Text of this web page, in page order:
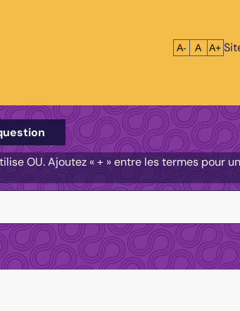
Réduire le
A- A A+
OU. Ajoutez « + » entre les termes pour